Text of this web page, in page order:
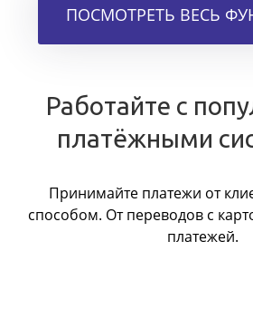
ПОСМОТРЕТЬ ВЕСЬ
Работайте с
платёжными
Принимайте платежи от
способом. От переводов с
платежей.